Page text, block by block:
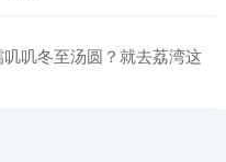
叽冬至汤圆？就去荔湾这